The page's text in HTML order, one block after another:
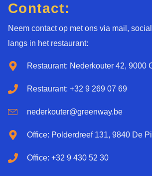
Contact:
Neem contact op met ons via mail,
langs in het restaurant:
Restaurant: Nederkouter 42, 9000
Restaurant: +32 9 269 07 69
nederkouter@greenway.be
Office: Polderdreef 131, 9840 De
Office: +32 9 430 52 30